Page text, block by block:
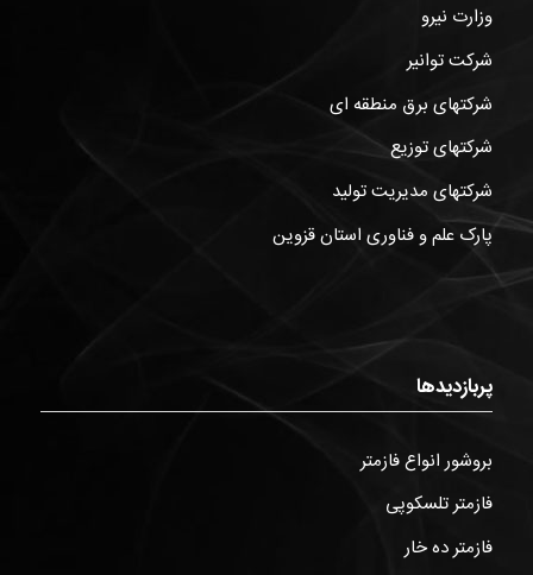
وزارت نیرو
شرکت توانیر
شرکتهای برق منطقه ای
شرکتهای توزیع
شرکتهای مدیریت تولید
پارک علم و فناوری استان قزوین
پربازدیدها
بروشور انواع فازمتر
فازمتر تلسکوپی
فازمتر ده خار